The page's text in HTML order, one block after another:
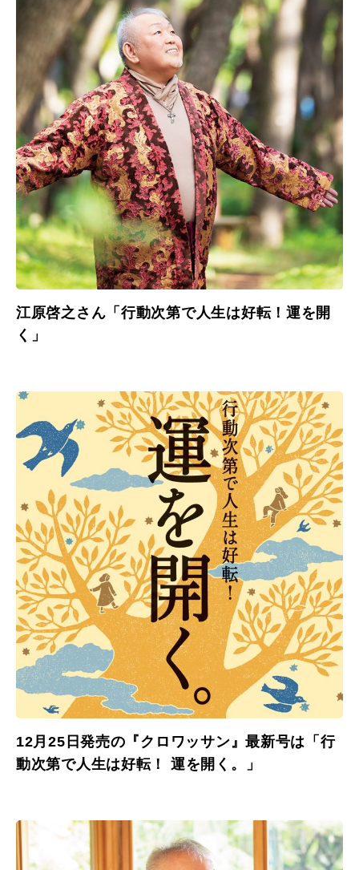
江原啓之さん「行動次第で人生は好転！運を開
く」
12月25日発売の『クロワッサン』最新号は「行
動次第で人生は好転！ 運を開く。」